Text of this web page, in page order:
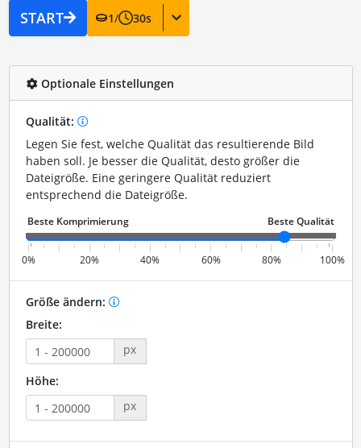
START 1/ 30s
Optionale Einstellungen
Qualität:
Legen Sie fest, welche Qualität das resultierende Bild
haben soll. Je besser die Qualität, desto größer die
Dateigröße. Eine geringere Qualität reduziert
entsprechend die Dateigröße.
0% 20% 40% 60% 80% 100%
Größe ändern:
Breite:
px
Höhe:
px